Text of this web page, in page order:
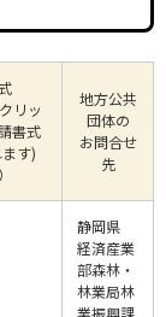
リッ
書式
す)
地方公共
団体の
お問合せ
先
静岡県
経済産業
部森林・
林業局林
業振興課